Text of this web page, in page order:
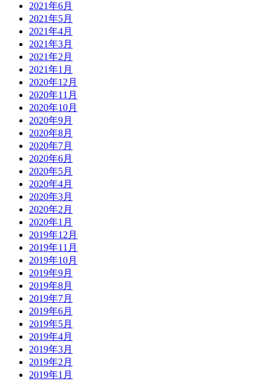
2021年6月
2021年5月
2021年4月
2021年3月
2021年2月
2021年1月
2020年12月
2020年11月
2020年10月
2020年9月
2020年8月
2020年7月
2020年6月
2020年5月
2020年4月
2020年3月
2020年2月
2020年1月
2019年12月
2019年11月
2019年10月
2019年9月
2019年8月
2019年7月
2019年6月
2019年5月
2019年4月
2019年3月
2019年2月
2019年1月